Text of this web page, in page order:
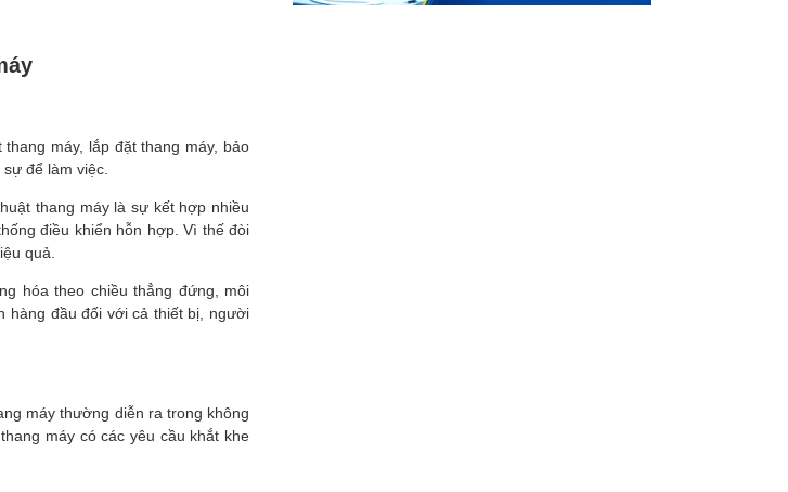
máy, lắp đặt thang máy, bảo
để làm việc.
thang máy là sự kết hợp nhiều
điều khiển hỗn hợp. Vì thế đòi
quả.
hóa theo chiều thẳng đứng, môi
hàng đầu đối với cả thiết bị, người
máy thường diễn ra trong không
máy có các yêu cầu khắt khe